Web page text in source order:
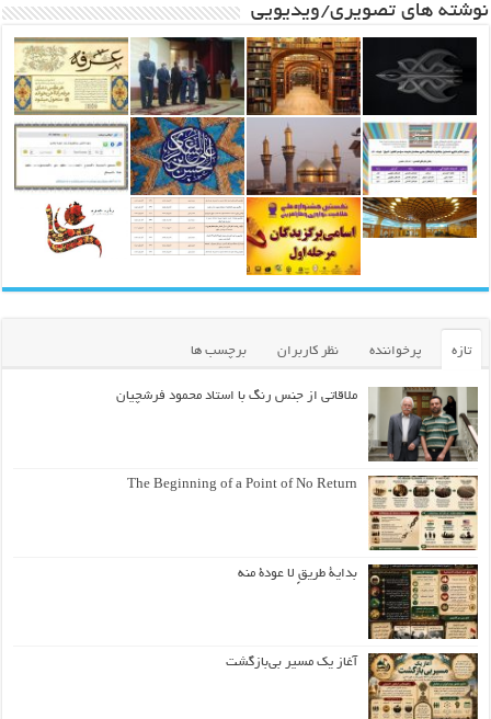
نوشته های تصویری/ویدیویی
تازه پرخواننده نظر کاربران برچسب ها
ملاقاتی از جنس رنگ با استاد محمود فرشچیان
The Beginning of a Point of No Return
بداية طريقٍ لا عودة منه
آغاز یک مسیر بی‌بازگشت